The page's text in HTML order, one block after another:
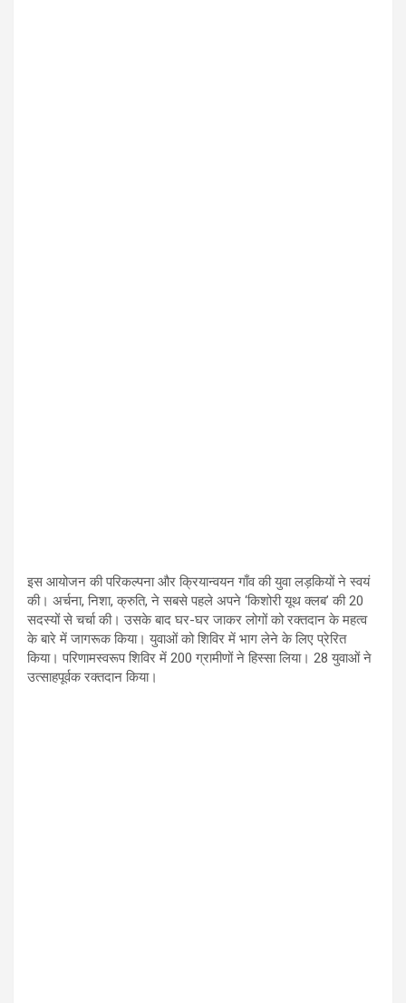
इस आयोजन की परिकल्पना और क्रियान्वयन गाँव की युवा लड़कियों ने स्वयं
की। अर्चना, निशा, क्रुति, ने सबसे पहले अपने ‘किशोरी यूथ क्लब’ की 20
सदस्यों से चर्चा की। उसके बाद घर-घर जाकर लोगों को रक्तदान के महत्व
के बारे में जागरूक किया। युवाओं को शिविर में भाग लेने के लिए प्रेरित
किया। परिणामस्वरूप शिविर में 200 ग्रामीणों ने हिस्सा लिया। 28 युवाओं ने
उत्साहपूर्वक रक्तदान किया।